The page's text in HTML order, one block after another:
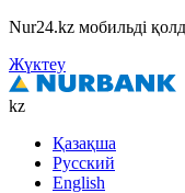
Nur24.kz мобильді
Жүктеу
kz
Қазақша
Русский
English